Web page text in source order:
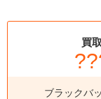
買
ブラックバ